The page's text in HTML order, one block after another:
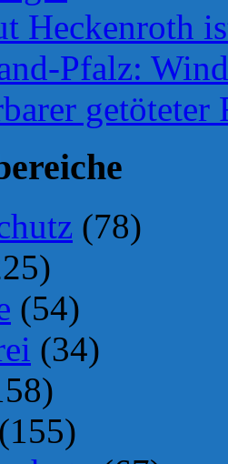
Heckenroth
Pfalz:
getöteter
(78)
(54)
(34)
(155)